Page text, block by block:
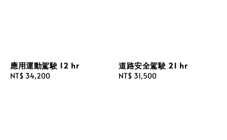
應用運動駕駛 12 hr
Regular
NT$ 34,200
道路安全駕駛 21 hr
Regular
NT$ 31,500